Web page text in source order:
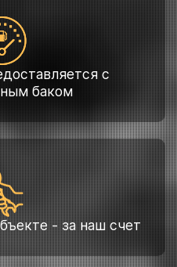
с
баком
- за наш счет